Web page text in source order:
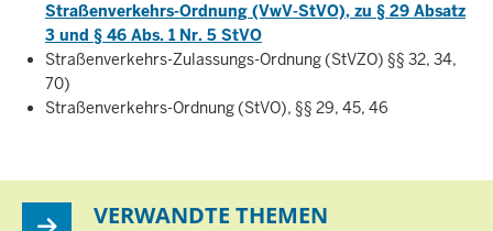
Straßenverkehrs-Ordnung (VwV-StVO), zu § 29 Absatz
3 und § 46 Abs. 1 Nr. 5 StVO
Straßenverkehrs-Zulassungs-Ordnung (StVZO) §§ 32, 34,
70)
Straßenverkehrs-Ordnung (StVO), §§ 29, 45, 46
VERWANDTE THEMEN